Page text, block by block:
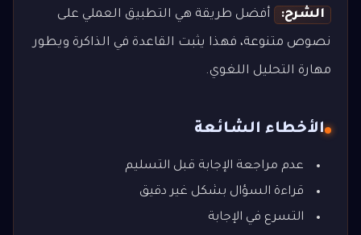
الشرح: أفضل طريقة هي التطبيق العملي على
نصوص متنوعة، فهذا يثبت القاعدة في الذاكرة ويطور
مهارة التحليل اللغوي.
الأخطاء الشائعة
عدم مراجعة الإجابة قبل التسليم
قراءة السؤال بشكل غير دقيق
التسرع في الإجابة